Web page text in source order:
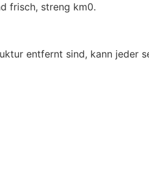
frisch, streng km0.
entfernt sind, kann jeder